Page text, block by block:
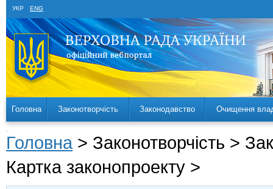
УКР ENG
Головна Законотворчість Законодавство Очищення
Головна > Законотворчість >
Картка законопроекту >